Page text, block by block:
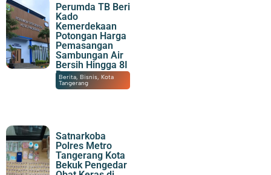
Perumda TB Beri
Kado
Kemerdekaan
Potongan Harga
Pemasangan
Sambungan Air
Bersih Hingga 8I
Persen
06/08/2026|16:06
Berita,Bisnis,Kota
Tangerang
Satnarkoba
Polres Metro
Tangerang Kota
Bekuk Pengedar